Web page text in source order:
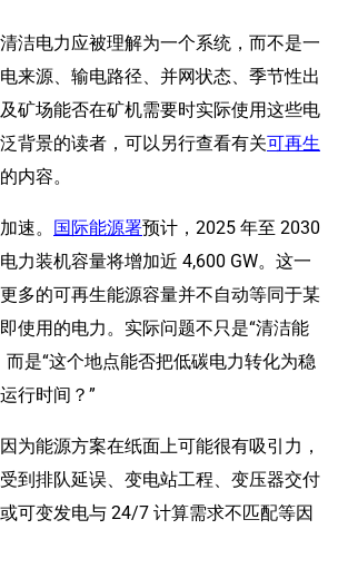
洁电力应被理解为一个系统，而不是一
来源、输电路径、并网状态、季节性出
矿场能否在矿机需要时实际使用这些电
背景的读者，可以另行查看有关可再生
的内容。
速。 国际能源署预计，2025 年至 2030
力装机容量将增加近 4,600 GW。这一
多的可再生能源容量并不自动等同于某
使用的电力。实际问题不只是“清洁能
而是“这个地点能否把低碳电力转化为稳
行时间？”
为能源方案在纸面上可能很有吸引力，
到排队延误、变电站工程、变压器交付
可变发电与 24/7 计算需求不匹配等因